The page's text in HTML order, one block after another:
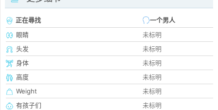
正在尋找
一个男人
眼睛
未标明
头发
未标明
身体
未标明
高度
未标明
Weight
未标明
有孩子们
未标明